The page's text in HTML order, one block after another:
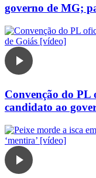
governo de MG;
Convenção do
candidato ao